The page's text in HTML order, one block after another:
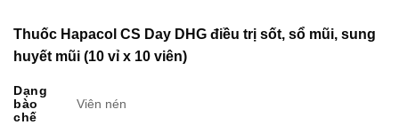
Thuốc Hapacol CS Day DHG điều trị sốt, sổ mũi, sung
huyết mũi (10 vỉ x 10 viên)
Dạng
bào
chế
Viên nén